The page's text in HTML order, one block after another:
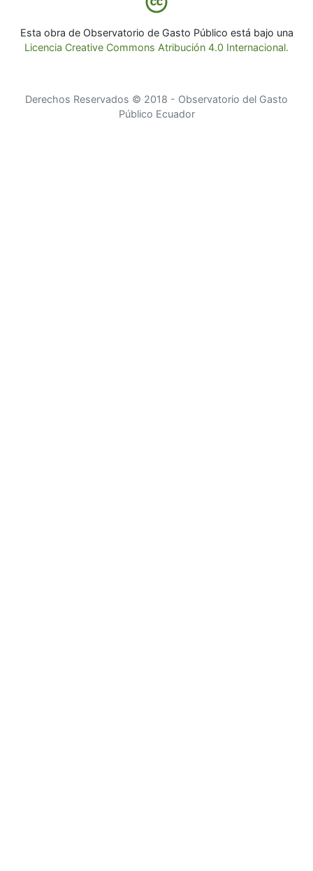
Esta obra de Observatorio de Gasto Público está bajo una
Licencia Creative Commons Atribución 4.0 Internacional.
Derechos Reservados © 2018 - Observatorio del Gasto
Público Ecuador